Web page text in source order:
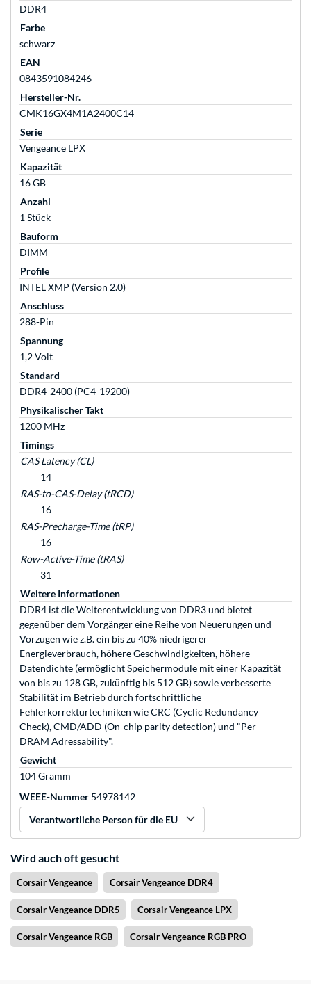
DDR4
Farbe
schwarz
EAN
0843591084246
Hersteller-Nr.
CMK16GX4M1A2400C14
Serie
Vengeance LPX
Kapazität
16 GB
Anzahl
1 Stück
Bauform
DIMM
Profile
INTEL XMP (Version 2.0)
Anschluss
288-Pin
Spannung
1,2 Volt
Standard
DDR4-2400 (PC4-19200)
Physikalischer Takt
1200 MHz
Timings
CAS Latency (CL)
14
RAS-to-CAS-Delay (tRCD)
16
RAS-Precharge-Time (tRP)
16
Row-Active-Time (tRAS)
31
Weitere Informationen
DDR4 ist die Weiterentwicklung von DDR3 und bietet
gegenüber dem Vorgänger eine Reihe von Neuerungen und
Vorzügen wie z.B. ein bis zu 40% niedrigerer
Energieverbrauch, höhere Geschwindigkeiten, höhere
Datendichte (ermöglicht Speichermodule mit einer Kapazität
von bis zu 128 GB, zukünftig bis 512 GB) sowie verbesserte
Stabilität im Betrieb durch fortschrittliche
Fehlerkorrekturtechniken wie CRC (Cyclic Redundancy
Check), CMD/ADD (On-chip parity detection) und "Per
DRAM Adressability".
Gewicht
104 Gramm
WEEE-Nummer 54978142
Verantwortliche Person für die EU
Wird auch oft gesucht
Corsair Vengeance Corsair Vengeance DDR4
Corsair Vengeance DDR5 Corsair Vengeance LPX
Corsair Vengeance RGB Corsair Vengeance RGB PRO